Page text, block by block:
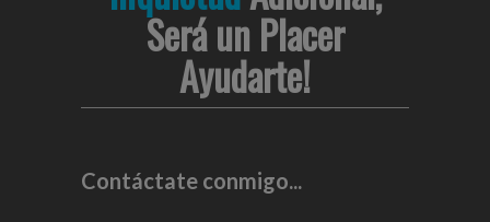
Será un Placer
Ayudarte!
Contáctate conmigo...